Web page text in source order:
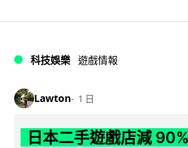
科技娛樂 遊戲情報
Lawton 1 日
日本二手遊戲店減